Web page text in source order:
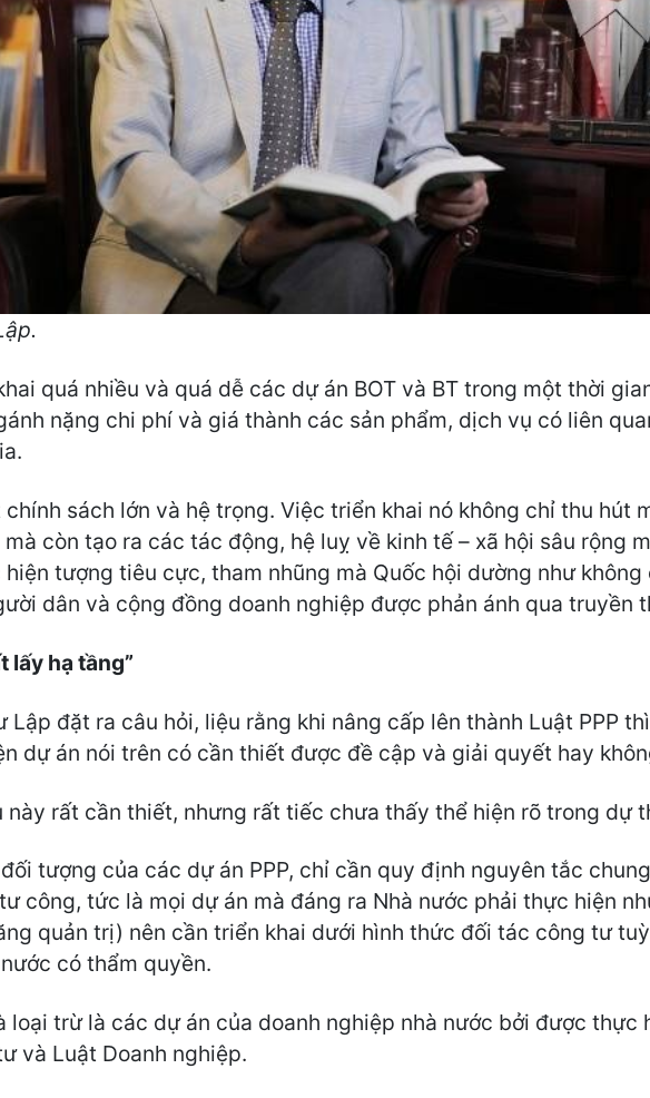
quá nhiều và quá dễ các dự án BOT và BT trong một thời
nặng chi phí và giá thành các sản phẩm, dịch vụ có liên
chính sách lớn và hệ trọng. Việc triển khai nó không chỉ thu hút
còn tạo ra các tác động, hệ luỵ về kinh tế – xã hội sâu rộng
tượng tiêu cực, tham nhũng mà Quốc hội dường như
dân và cộng đồng doanh nghiệp được phản ánh qua truyền
lấy hạ tầng”
Lập đặt ra câu hỏi, liệu rằng khi nâng cấp lên thành Luật PPP
dự án nói trên có cần thiết được đề cập và giải quyết hay
này rất cần thiết, nhưng rất tiếc chưa thấy thể hiện rõ trong dự
tượng của các dự án PPP, chỉ cần quy định nguyên tắc
công, tức là mọi dự án mà đáng ra Nhà nước phải thực hiện
quản trị) nên cần triển khai dưới hình thức đối tác công tư
có thẩm quyền.
loại trừ là các dự án của doanh nghiệp nhà nước bởi được thực
và Luật Doanh nghiệp.